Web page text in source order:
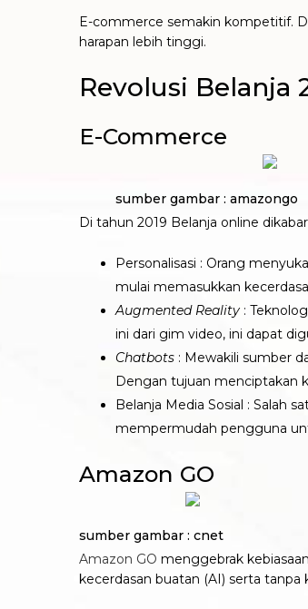
E-commerce semakin kompetitif.
harapan lebih tinggi.
Revolusi Belanja
E-Commerce
sumber gambar : amazongo
Di tahun 2019 Belanja online
Personalisasi : Orang
mulai memasukkan
Augmented Reality :
ini dari gim video, ini dapat
Chatbots : Mewakili sumber
Dengan tujuan menciptakan
Belanja Media Sosial : Salah
mempermudah pengguna
Amazon GO
sumber gambar : cnet
Amazon GO menggebrak
kecerdasan buatan (AI) serta tanpa